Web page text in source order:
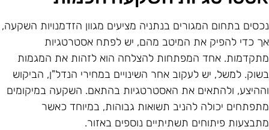
בתחום המגורים בנתניה מציעים מגוון הזדמנויות השקעה,
כדי להפיק את המיטב מהם, יש לפתח אסטרטגיות
אחד המפתחות להצלחה הוא לזהות את המגמות
למשל, יש לעקוב אחר השינויים במחירי הנדל"ן, הביקוש
ולהתאים את האסטרטגיות בהתאם. השקעה במיקומים
יכולה להניב תשואות גבוהות, במיוחד כאשר
פיתוחים תשתיתיים נוספים באזור.